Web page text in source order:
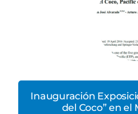
Inauguración
del Coco” en el